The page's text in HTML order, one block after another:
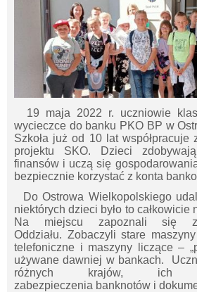
19 maja 2022 r. uczniowie
wycieczce do banku PKO BP w
Szkoła już od 10 lat współpracuje
projektu SKO. Dzieci
finansów i uczą się
bezpiecznie korzystać z konta
Do Ostrowa Wielkopolskiego
niektórych dzieci było to całkowicie
Na miejscu zapoznali się z
Oddziału. Zobaczyli stare
telefoniczne i maszyny liczące –
używane dawniej w bankach.
różnych krajów, ich
zabezpieczenia banknotów i